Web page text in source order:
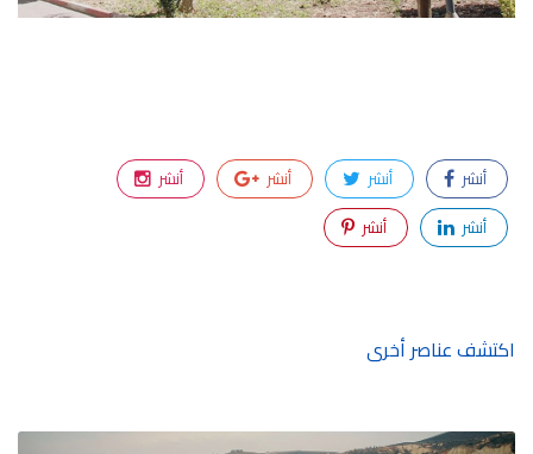
أنشر أنشر أنشر
أنشر
أنشر
أنشر
اكتشف عناصر أخرى